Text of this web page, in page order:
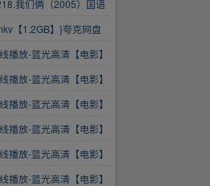
我们俩（2005）国语
【1.2GB】}夸克网盘
播放-蓝光高清【电影】
播放-蓝光高清【电影】
播放-蓝光高清【电影】
播放-蓝光高清【电影】
播放-蓝光高清【电影】
播放-蓝光高清【电影】